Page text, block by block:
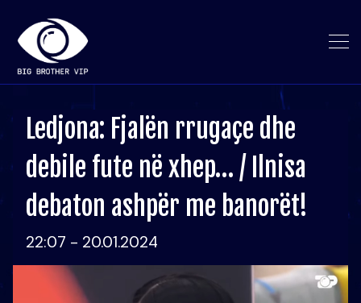
Ledjona: Fjalën rrugaçe dhe
debile fute në xhep… / Ilnisa
debaton ashpër me banorët!
22:07 - 20.01.2024